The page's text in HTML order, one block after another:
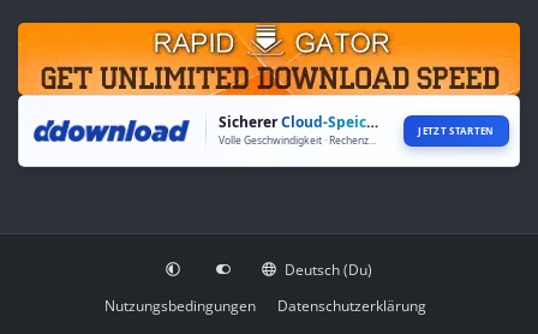
SichererCloud-Speicher JETZT STARTEN
Deutsch (Du)
Nutzungsbedingungen
Datenschutzerklärung